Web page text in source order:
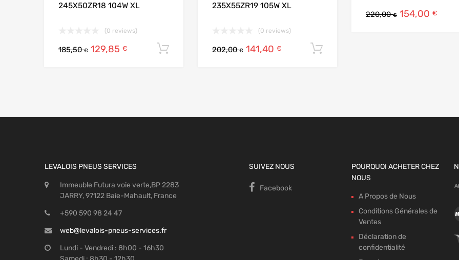
245X50ZR18 104W XL
(0 reviews)
185,50€ 129,85€ Ajouter au panier
235X55ZR19 105W XL
(0 reviews)
202,00€ 141,40 €
220,00€ 154,00 €
LEVALOIS PNEUS SERVICES
Immeuble Futura voie verte,BP 2283
JARRY, 97122 Baie-Mahault, France
+590 590 98 24 47
web@levalois-pneus-services.fr
Lundi - Vendredi : 8h00 - 16h30
SUIVEZ NOUS
Facebook
POURQUOI ACHETER CHEZ
NOUS
A Propos de Nous
Conditions Générales de
Ventes
Déclaration de
confidentialité